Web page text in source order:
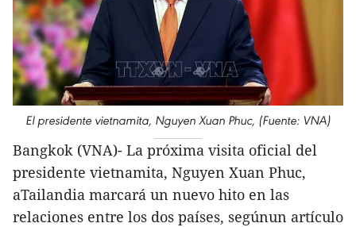
El presidente vietnamita, Nguyen Xuan Phuc, (Fuente: VNA)
Bangkok (VNA)- La próxima visita oficial del
presidente vietnamita, Nguyen Xuan Phuc,
aTailandia marcará un nuevo hito en las
relaciones entre los dos países, segúnun artículo